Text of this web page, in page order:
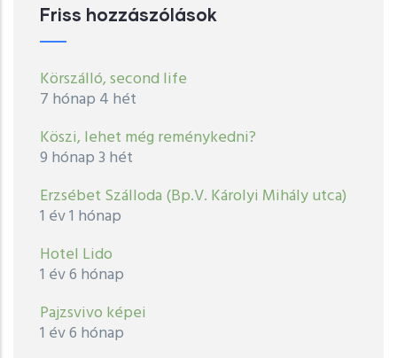
Friss hozzászólások
Körszálló, second life
7 hónap 4 hét
Köszi, lehet még reménykedni?
9 hónap 3 hét
Erzsébet Szálloda (Bp.V. Károlyi Mihály utca)
1 év 1 hónap
Hotel Lido
1 év 6 hónap
Pajzsvivo képei
1 év 6 hónap